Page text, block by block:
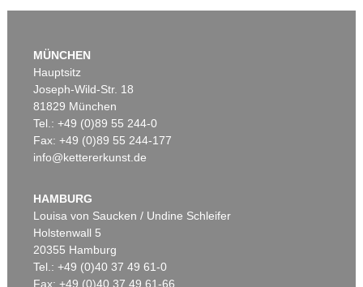
MÜNCHEN
Hauptsitz
Joseph-Wild-Str. 18
81829 München
Tel.: +49 (0)89 55 244-0
Fax: +49 (0)89 55 244-177
info@kettererkunst.de
HAMBURG
Louisa von Saucken / Undine Schleifer
Holstenwall 5
20355 Hamburg
Tel.: +49 (0)40 37 49 61-0
Fax: +49 (0)40 37 49 61-66